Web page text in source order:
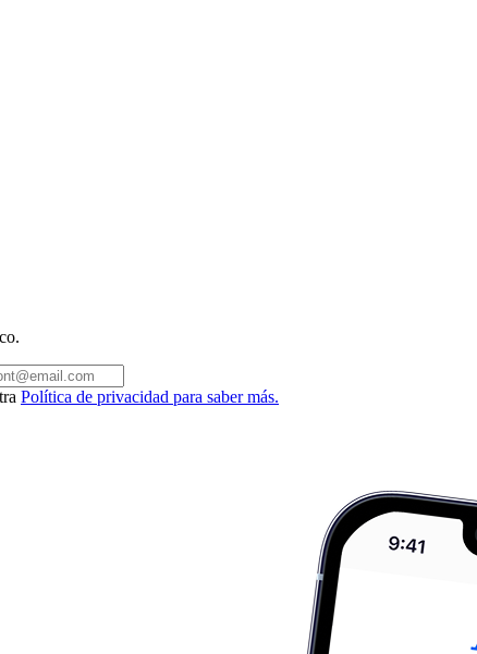
Política de privacidad para saber más.